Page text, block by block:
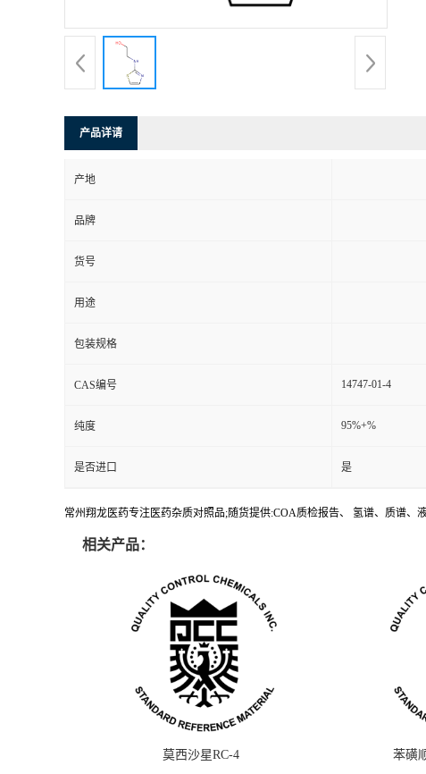
产品详请
产地
品牌
货号
用途
包装规格
CAS编号 14747-01-4
纯度 95%+%
是否进口 是
常州翔龙医药专注医药杂质对照品;随货提供:COA质检报告、 氢谱、质谱、
相关产品：
莫西沙星RC-4 苯磺